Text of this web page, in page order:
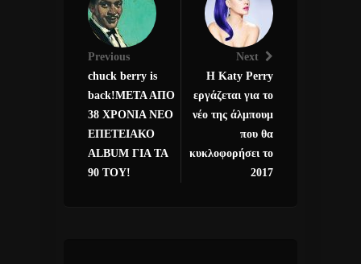
Previous
chuck berry is
back!ΜΕΤΑ ΑΠΟ
38 ΧΡΟΝΙΑ ΝΕΟ
ΕΠΕΤΕΙΑΚΟ
ALBUM ΓΙΑ ΤΑ
90 TOY!
Next
Η Katy Perry
εργάζεται για το
νέο της άλμπουμ
που θα
κυκλοφορήσει το
2017